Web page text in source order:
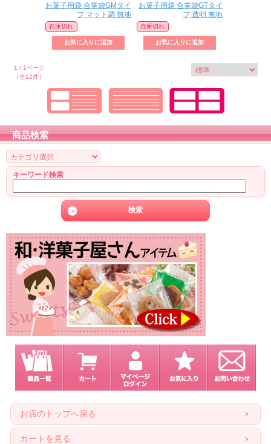
お菓子用袋 合掌袋GMタイ
プ マット調 無地
在庫切れ
お菓子用袋 合掌袋GTタイ
プ 透明 無地
在庫切れ
1 / 1ページ
（全12件）
商品検索
キーワード検索
お店のトップへ戻る
カートを見る